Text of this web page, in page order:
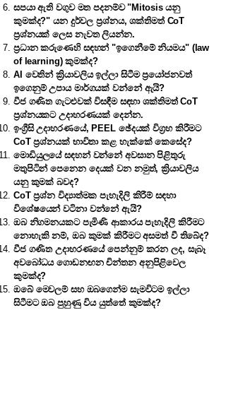
සපයා ඇති වගුව මත පදනම්ව "Mitosis යනු
කුමක්ද?" යන දුර්වල ප්‍රශ්නය, ශක්තිමත් CoT
ප්‍රශ්නයක් ලෙස නැවත ලියන්න.
ප්‍රධාන කරුණෙහි සඳහන් "ඉගෙනීමේ නියමය" (law
of learning) කුමක්ද?
AI වෙතින් ක්‍රියාවලිය ඉල්ලා සිටීම ප්‍රයෝජනවත්
ඉගෙනුම් උපාය මාර්ගයක් වන්නේ ඇයි?
වීජ ගණිත ගැටළුවක් විසඳීම සඳහා ශක්තිමත් CoT
ප්‍රශ්නයකට උදාහරණයක් දෙන්න.
ඉංග්‍රීසි උදාහරණයේ, PEEL ඡේදයක් විග්‍රහ කිරීමට
CoT ප්‍රශ්නයක් භාවිතා කළ හැක්කේ කෙසේද?
මොඩියුලයේ සඳහන් වන්නේ අවසාන පිළිතුරු
මතුපිටින් පෙනෙන දෙයක් වන නමුත්, ක්‍රියාවලිය
යනු කුමක් බවද?
CoT ප්‍රශ්න විද්‍යාත්මක පැහැදිලි කිරීම් සඳහා
විශේෂයෙන් වටිනා වන්නේ ඇයි?
ඔබ නිගමනයකට පැමිණි ආකාරය පැහැදිලි කිරීමට
නොහැකි නම්, ඔබ කුමක් කිරීමට අසමත් වී තිබේද?
වීජ ගණිත උදාහරණයේ පෙන්නුම් කරන ලද, සැබෑ
අවබෝධය ගොඩනඟන චින්තන අනුපිළිවෙල
කුමක්ද?
ඔබේ මෙවලම් සහ ඔබගෙන්ම සැමවිටම ඉල්ලා
සිටීමට ඔබ පුහුණු විය යුත්තේ කුමක්ද?